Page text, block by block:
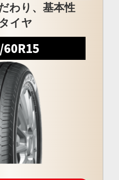
わり、基本性
イヤ